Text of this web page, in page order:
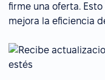
firme una oferta.
mejora la eficiencia